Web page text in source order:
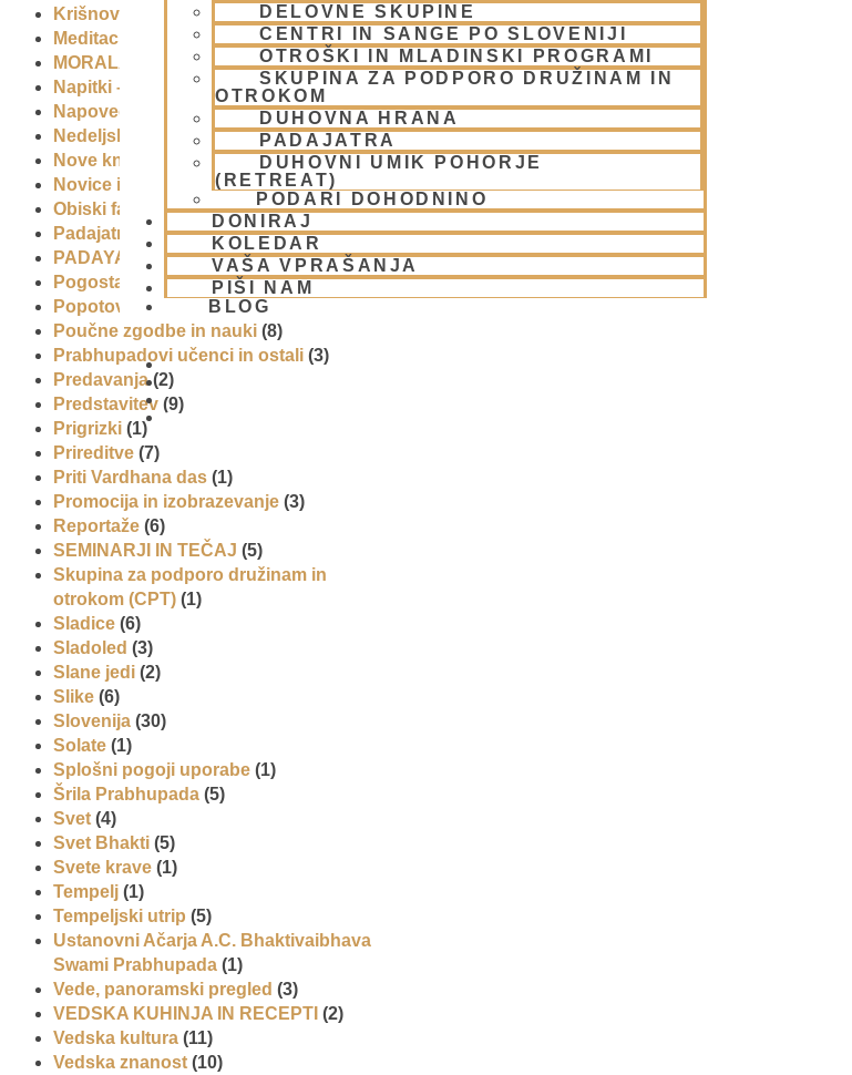
DELOVNE SKUPINE
CENTRI IN SANGE PO SLOVENIJI
OTROŠKI IN MLADINSKI PROGRAMI
SKUPINA ZA PODPORO DRUŽINAM IN
OTROKOM
DUHOVNA HRANA
PADAJATRA
DUHOVNI UMIK POHORJE
(RETREAT)
PODARI DOHODNINO
DONIRAJ
KOLEDAR
VAŠA VPRAŠANJA
PIŠI NAM
BLOG
01 431
Krišnove inkarnacije
Meditacija
MORALA IN ETIKA
(5)
Napitki – topli
Napovednik
Nedeljska predavanja in festivali(1)
Nove knjige
Novice iz skupnosti(1)
Obiski fakultete – šole(6)
Padajatra 2008(12)
PADAYATRA
(3)
Pogosta vprašanja(2)
Popotovanja
Poučne zgodbe in nauki (8)
Prabhupadovi učenci in ostali (3)
Predavanja(2)
Predstavitev (9)
Prigrizki (1)
Prireditve (7)
Priti Vardhana das (1)
Promocija in izobrazevanje (3)
Reportaže (6)
SEMINARJI IN TEČAJ (5)
Skupina za podporo družinam in
otrokom (CPT) (1)
Sladice (6)
Sladoled (3)
Slane jedi (2)
Slike (6)
Slovenija (30)
Solate (1)
Splošni pogoji uporabe (1)
Šrila Prabhupada (5)
Svet (4)
Svet Bhakti (5)
Svete krave (1)
Tempelj (1)
Tempeljski utrip (5)
Ustanovni Ačarja A.C. Bhaktivaibhava
Swami Prabhupada (1)
Vede, panoramski pregled (3)
VEDSKA KUHINJA IN RECEPTI (2)
Vedska kultura (11)
Vedska znanost (10)